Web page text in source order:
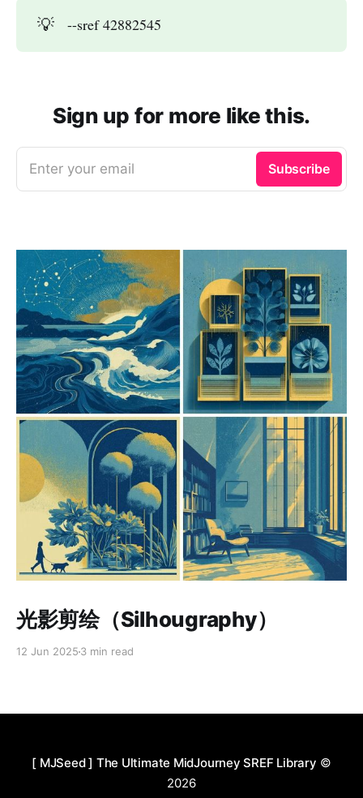
💡 --sref 42882545
Sign up for more like this.
Enter your email Subscribe
光影剪绘（Silhougraphy）
12 Jun 2025 3 min read
[ MJSeed ] The Ultimate MidJourney SREF Library ©
2026